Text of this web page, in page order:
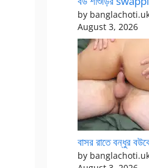
by
August 3, 2026
বাসর রাতে বন্ধুর
by